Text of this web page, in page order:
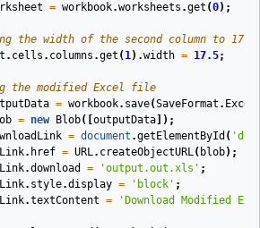
= workbook.worksheets .get (0);
the width of the second column to 17.5
. cells . columns .get ( 1).width = 17.5;
the modified Excel file
= workbook. save(SaveFormat .
= new Blob([ outputData ]);
= document .getElementById (
. href = URL. createObjectURL( blob);
.download = 'output.out.xls' ;
. style.display = 'block' ;
.textContent = 'Download Modified